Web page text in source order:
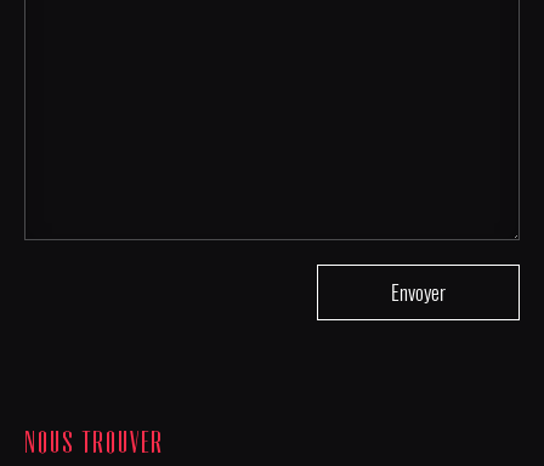
NOUS TROUVER